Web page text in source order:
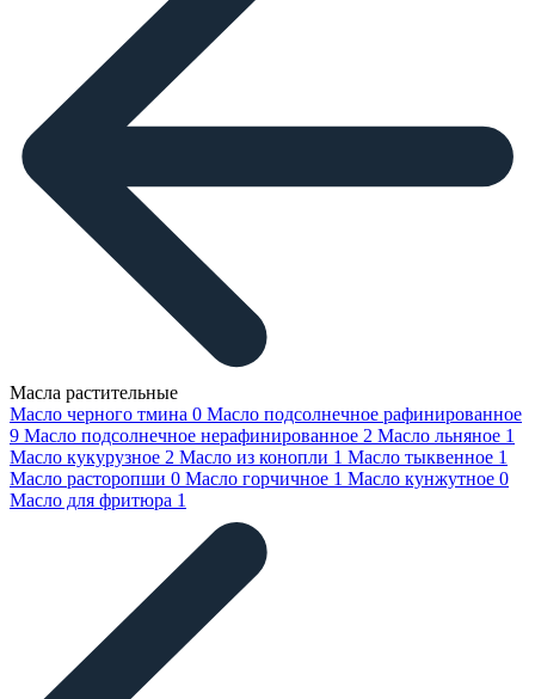
Масла растительные
Масло черного тмина 0 Масло подсолнечное рафинированное
9 Масло подсолнечное нерафинированное 2 Масло льняное 1
Масло кукурузное 2 Масло из конопли 1 Масло тыквенное 1
Масло расторопши 0 Масло горчичное 1 Масло кунжутное 0
Масло для фритюра 1